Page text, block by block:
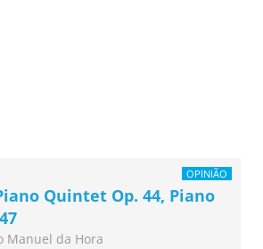
OPINIÃO
Quintet Op. 44, Piano
Manuel da Hora